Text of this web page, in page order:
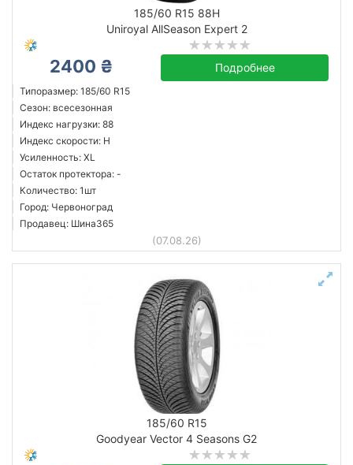
185/60 R15 88H
Uniroyal AllSeason Expert 2
2400 ₴ Подробнее
Типоразмер: 185/60 R15
Сезон: всесезонная
Индекс нагрузки: 88
Индекс скорости: H
Усиленность: XL
Остаток протектора: -
Количество: 1шт
Город: Червоноград
Продавец: Шина365
(07.08.26)
185/60 R15
Goodyear Vector 4 Seasons G2